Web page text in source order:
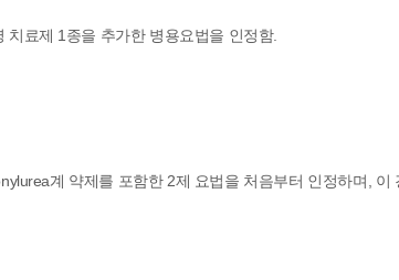
료제 1종을 추가한 병용요법을 인정함.
계 약제를 포함한 2제 요법을 처음부터 인정하며, 이